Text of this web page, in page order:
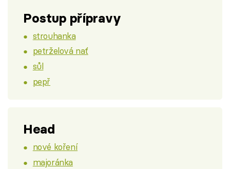
Postup přípravy
strouhanka
petrželová nať
sůl
pepř
Head
nové koření
majoránka